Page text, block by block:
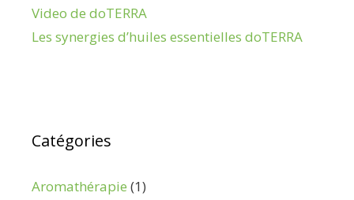
Video de doTERRA
Les synergies d’huiles essentielles doTERRA
Catégories
Aromathérapie (1)